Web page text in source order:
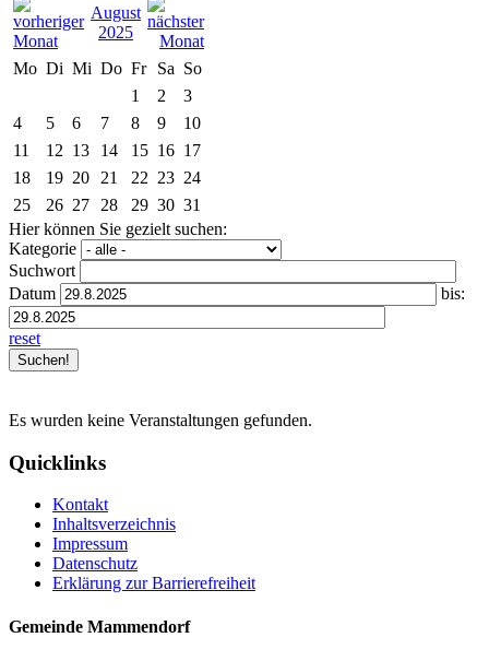
August
2025
Mo Di Mi Do Fr Sa So
1
2
3
4
5 6 7 8 9
10
11
12 13 14 15 16 17
18
19 20 21 22 23 24
25
26 27 28 29 30 31
Hier können Sie gezielt suchen:
Kategorie
Suchwort
Datum
bis:
reset
Es wurden keine Veranstaltungen gefunden.
Quicklinks
Kontakt
Inhaltsverzeichnis
Impressum
Datenschutz
Erklärung zur Barrierefreiheit
Gemeinde Mammendorf